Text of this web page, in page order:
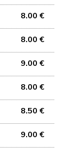
8.00 €
8.00 €
9.00 €
8.00 €
8.50 €
9.00 €